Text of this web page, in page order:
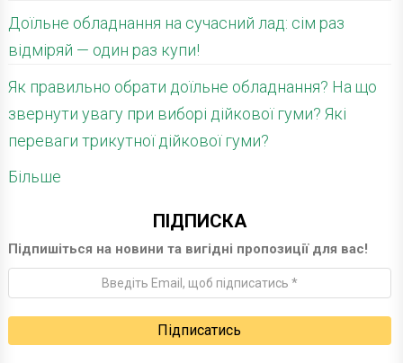
Доїльне обладнання на сучасний лад: сім раз
відміряй — один раз купи!
Як правильно обрати доїльне обладнання? На що
звернути увагу при виборі дійкової гуми? Які
переваги трикутної дійкової гуми?
Більше
ПІДПИСКА
Підпишіться на новини та вигідні пропозиції для вас!